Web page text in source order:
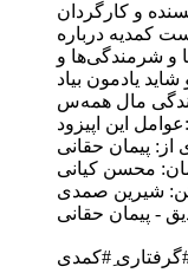
و کارگردان
کمدیه درباره
و شرمندگی‌ها و
یادمون بیاد
عوامل این اپیزود:
از: پیمان حقانی
محسن کیانی
شیرین صمدی